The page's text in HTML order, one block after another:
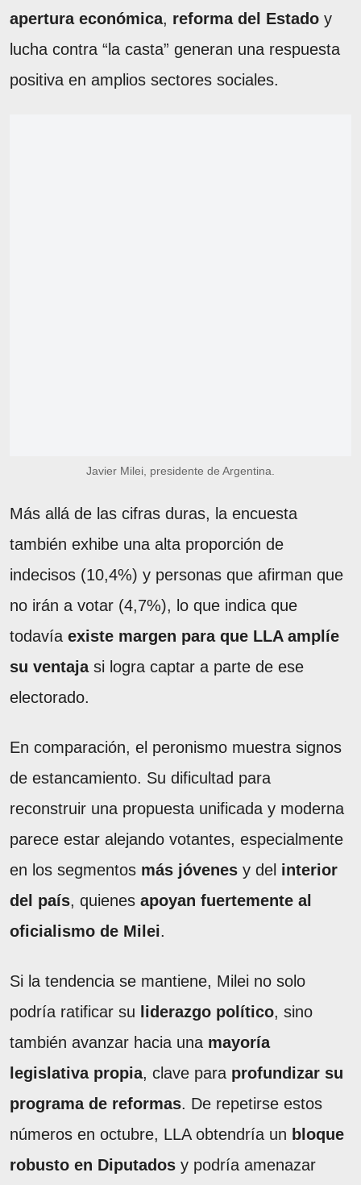
apertura económica, reforma del Estado y
lucha contra “la casta” generan una respuesta
positiva en amplios sectores sociales.
Javier Milei, presidente de Argentina.
Más allá de las cifras duras, la encuesta
también exhibe una alta proporción de
indecisos (10,4%) y personas que afirman que
no irán a votar (4,7%), lo que indica que
todavía existe margen para que LLA amplíe
su ventajasi logra captar a parte de ese
electorado.
En comparación, el peronismo muestra signos
de estancamiento. Su dificultad para
reconstruir una propuesta unificada y moderna
parece estar alejando votantes, especialmente
en los segmentos más jóvenes y del interior
del país, quienes apoyan fuertemente al
oficialismo de Milei.
Si la tendencia se mantiene, Milei no solo
podría ratificar su
liderazgo político, sino
también avanzar hacia una mayoría
legislativa propia, clave para profundizar su
programa de reformas. De repetirse estos
números en octubre, LLA obtendría un bloque
robusto en Diputados y podría amenazar